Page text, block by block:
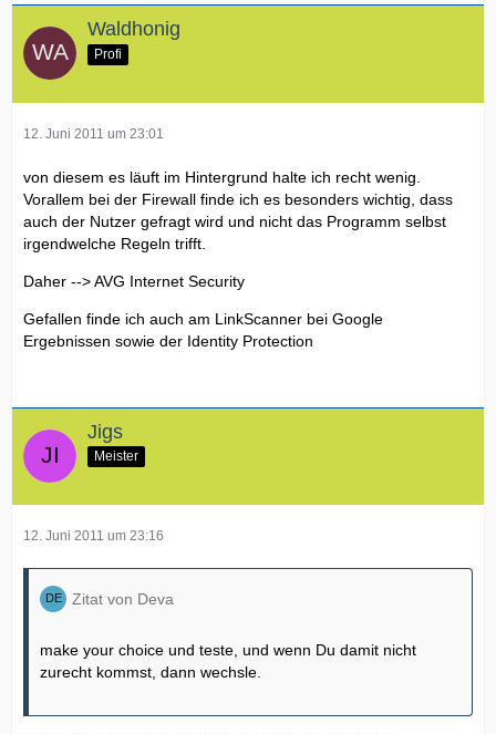
Waldhonig
Profi
12. Juni 2011 um 23:01
von diesem es läuft im Hintergrund halte ich recht wenig.
Vorallem bei der Firewall finde ich es besonders wichtig, dass
auch der Nutzer gefragt wird und nicht das Programm selbst
irgendwelche Regeln trifft.
Daher --> AVG Internet Security
Gefallen finde ich auch am LinkScanner bei Google
Ergebnissen sowie der Identity Protection
Jigs
Meister
12. Juni 2011 um 23:16
Zitat von Deva
make your choice und teste, und wenn Du damit nicht
zurecht kommst, dann wechsle.